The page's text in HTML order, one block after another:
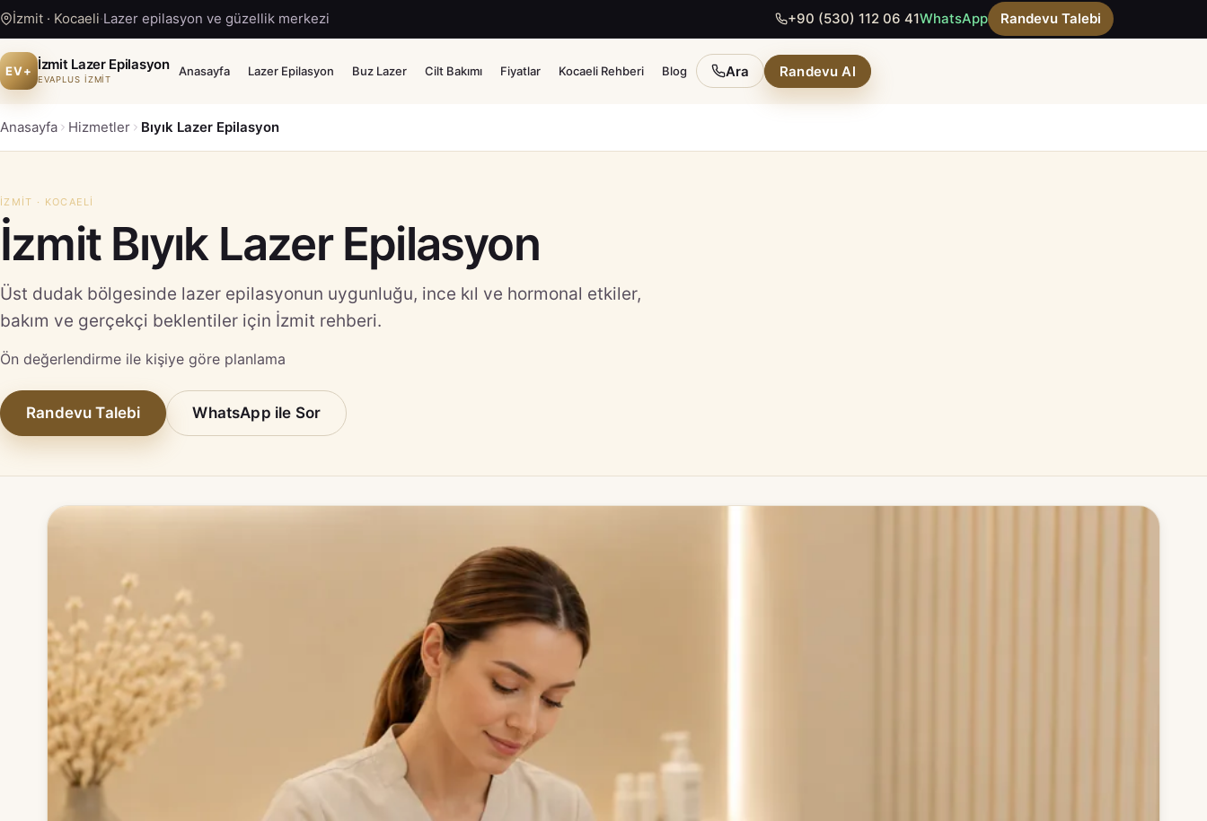
İzmit · Kocaeli·Lazer epilasyon ve güzellik merkezi +90 (530) 112 06 41WhatsApp Randevu Talebi
EV+ İzmit Lazer Epilasyon
EVAPLUS İZMİT
Anasayfa Lazer Epilasyon Buz Lazer Cilt Bakımı Fiyatlar Kocaeli Rehberi Blog Ara Randevu Al
Anasayfa Hizmetler Bıyık Lazer Epilasyon
İZMIT · KOCAELI
İzmit Bıyık Lazer Epilasyon
Üst dudak bölgesinde lazer epilasyonun uygunluğu, ince kıl ve hormonal etkiler,
bakım ve gerçekçi beklentiler için İzmit rehberi.
Ön değerlendirme ile kişiye göre planlama
Randevu Talebi WhatsApp ile Sor